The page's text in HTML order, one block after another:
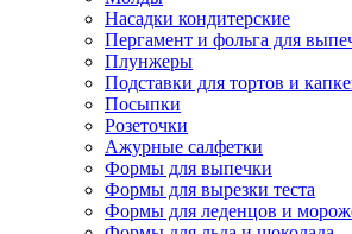
Насадки кондитерские
Пергамент и фольга для
Плунжеры
Подставки для тортов и
Посыпки
Розеточки
Ажурные салфетки
Формы для выпечки
Формы для вырезки теста
Формы для леденцов и